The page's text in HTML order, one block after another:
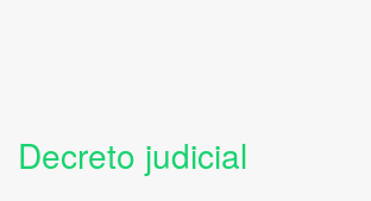
Decreto judicial